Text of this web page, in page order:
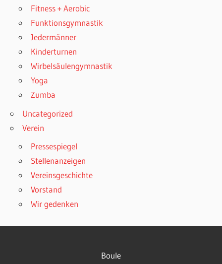
Fitness + Aerobic
Funktionsgymnastik
Jedermänner
Kinderturnen
Wirbelsäulengymnastik
Yoga
Zumba
Uncategorized
Verein
Pressespiegel
Stellenanzeigen
Vereinsgeschichte
Vorstand
Wir gedenken
Boule